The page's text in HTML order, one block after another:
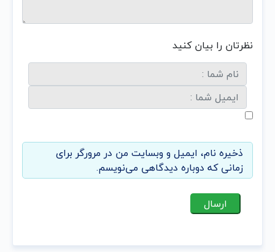
نظرتان را بیان کنید
ذخیره نام، ایمیل و وبسایت من در مرورگر برای
زمانی که دوباره دیدگاهی می‌نویسم.